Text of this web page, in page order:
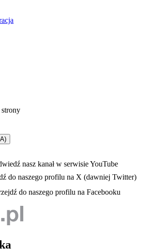
się w nowej karcie
- otwiera się w nowej karcie
nasz kanał w serwisie YouTube
w nowej karcie
do naszego profilu na X (dawniej Twitter)
- otwiera się w nowej karcie
do naszego profilu na Facebooku